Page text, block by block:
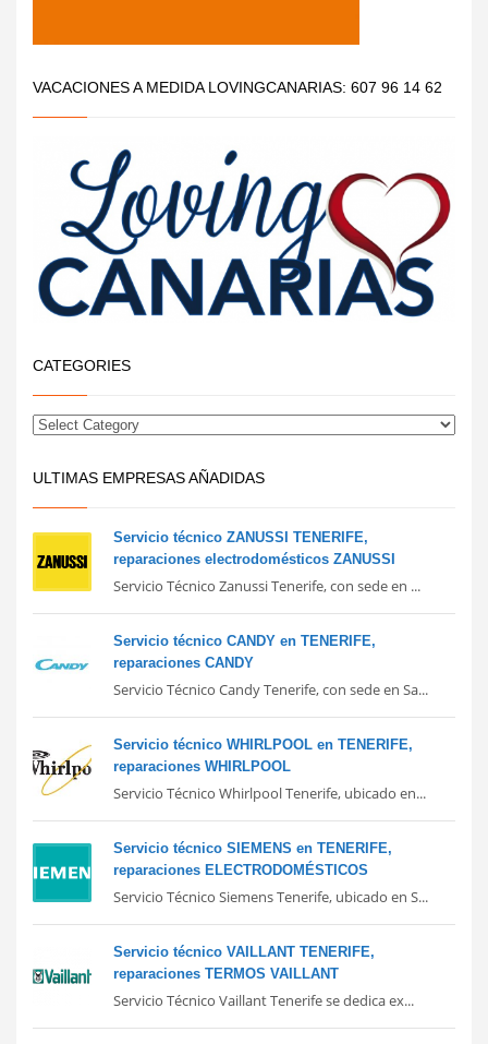
VACACIONES A MEDIDA LOVINGCANARIAS: 607 96 14 62
CATEGORIES
ULTIMAS EMPRESAS AÑADIDAS
Servicio técnico ZANUSSI TENERIFE,
reparaciones electrodomésticos ZANUSSI
Servicio Técnico Zanussi Tenerife, con sede en ...
Servicio técnico CANDY en TENERIFE,
reparaciones CANDY
Servicio Técnico Candy Tenerife, con sede en Sa...
Servicio técnico WHIRLPOOL en TENERIFE,
reparaciones WHIRLPOOL
Servicio Técnico Whirlpool Tenerife, ubicado en...
Servicio técnico SIEMENS en TENERIFE,
reparaciones ELECTRODOMÉSTICOS
Servicio Técnico Siemens Tenerife, ubicado en S...
Servicio técnico VAILLANT TENERIFE,
reparaciones TERMOS VAILLANT
Servicio Técnico Vaillant Tenerife se dedica ex...